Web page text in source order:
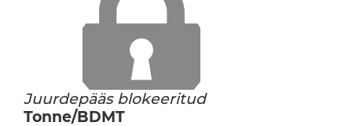
Juurdepääs blokeeritud
Tonne/BDMT